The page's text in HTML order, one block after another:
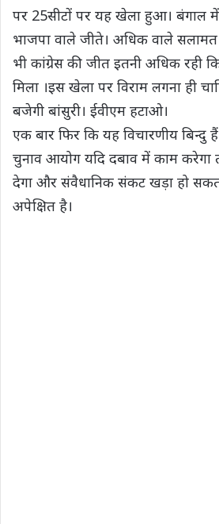
पर 25सीटों पर यह खेला हुआ। बंगाल में
भाजपा वाले जीते। अधिक वाले
भी कांग्रेस की जीत इतनी अधिक रही
मिला ।इस खेला पर विराम लगना ही
बजेगी बांसुरी। ईवीएम हटाओ।
एक बार फिर कि यह विचारणीय बिन्दु
चुनाव आयोग यदि दबाव में काम
देगा और संवैधानिक संकट खड़ा हो
अपेक्षित है।